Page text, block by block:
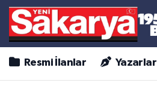
Resmi İlanlar Yazarlar